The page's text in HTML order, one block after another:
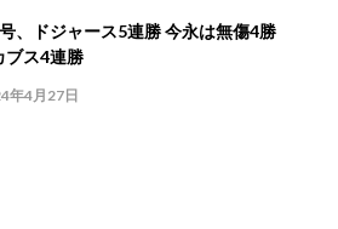
、ドジャース5連勝 今永は無傷4勝
ブス4連勝
年4月27日